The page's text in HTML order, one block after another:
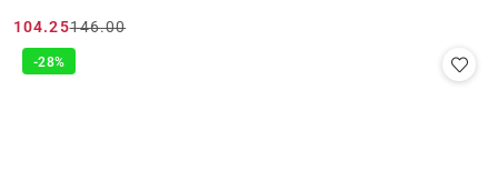
Cena
promocyjna:
104.25
Cena
przed
146.00
-28%